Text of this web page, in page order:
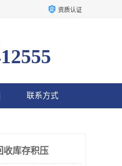
资质认证
联系方式
收库存积压